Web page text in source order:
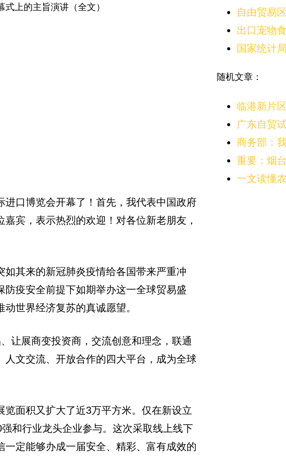
上的主旨演讲（全文）
口博览会开幕了！首先，我代表中国政府
宾，表示热烈的欢迎！对各位新老朋友，
其来的新冠肺炎疫情给各国带来严重冲
疫安全前提下如期举办这一全球贸易盛
世界经济复苏的真诚愿望。
展商变投资商，交流创意和理念，联通
文交流、开放合作的四大平台，成为全球
面积又扩大了近3万平方米。仅在新设立
和行业龙头企业参与。这次采取线上线下
定能够办成一届安全、精彩、富有成效的
自由贸易
出口宠物
国家统计
随机文章：
临港新片
广东自贸
商务部：
重要：烟
一文读懂